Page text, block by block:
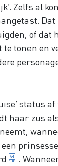
Zelfs al
Dat
of dat
tonen en
status
haar zus
Hier: toga
.